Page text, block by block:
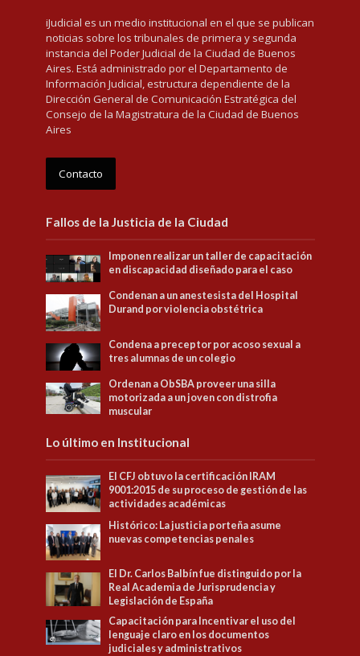
iJudicial es un medio institucional en el que se publican
noticias sobre los tribunales de primera y segunda
instancia del Poder Judicial de la Ciudad de Buenos
Aires. Está administrado por el Departamento de
Información Judicial, estructura dependiente de la
Dirección General de Comunicación Estratégica del
Consejo de la Magistratura de la Ciudad de Buenos
Aires
Contacto
Fallos de la Justicia de la Ciudad
Imponen realizar un taller de capacitación
en discapacidad diseñado para el caso
Condenan a un anestesista del Hospital
Durand por violencia obstétrica
Condena a preceptor por acoso sexual a
tres alumnas de un colegio
Ordenan a ObSBA proveer una silla
motorizada a un joven con distrofia
muscular
Lo último en Institucional
El CFJ obtuvo la certificación IRAM
9001:2015 de su proceso de gestión de las
actividades académicas
Histórico: La justicia porteña asume
nuevas competencias penales
El Dr. Carlos Balbín fue distinguido por la
Real Academia de Jurisprudencia y
Legislación de España
Capacitación para Incentivar el uso del
lenguaje claro en los documentos
judiciales y administrativos